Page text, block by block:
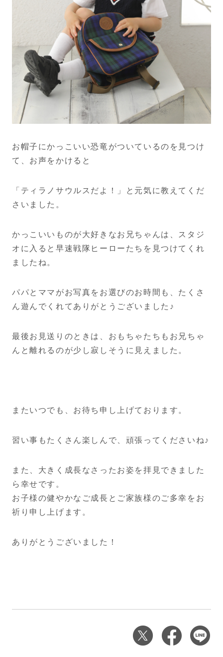
お帽子にかっこいい恐竜がついているのを見つけ
て、お声をかけると
「ティラノサウルスだよ！」と元気に教えてくだ
さいました。
かっこいいものが大好きなお兄ちゃんは、スタジ
オに入ると早速戦隊ヒーローたちを見つけてくれ
ましたね。
パパとママがお写真をお選びのお時間も、たくさ
ん遊んでくれてありがとうございました♪
最後お見送りのときは、おもちゃたちもお兄ちゃ
んと離れるのが少し寂しそうに見えました。
またいつでも、お待ち申し上げております。
習い事もたくさん楽しんで、頑張ってくださいね♪
また、大きく成長なさったお姿を拝見できました
ら幸せです。
お子様の健やかなご成長とご家族様のご多幸をお
祈り申し上げます。
ありがとうございました！